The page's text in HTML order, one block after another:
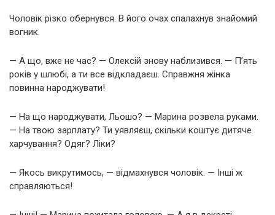
Чоловік різко обернувся. В його очах спалахнув знайомий
вогник.
— А що, вже не час? — Олексій знову наблизився. — П’ять
років у шлюбі, а ти все відкладаєш. Справжня жінка
повинна народжувати!
— На що народжувати, Льошо? — Марина розвела руками.
— На твою зарплату? Ти уявляєш, скільки коштує дитяче
харчування? Одяг? Ліки?
— Якось викрутимось, — відмахнувся чоловік. — Інші ж
справляються!